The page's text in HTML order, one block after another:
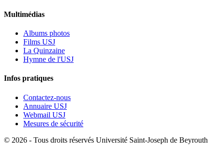
Multimédias
Albums photos
Films USJ
La Quinzaine
Hymne de l'USJ
Infos pratiques
Contactez-nous
Annuaire USJ
Webmail USJ
Mesures de sécurité
© 2026 - Tous droits réservés Université Saint-Joseph de Beyrouth